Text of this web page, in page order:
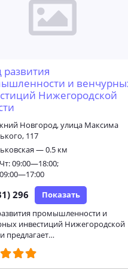
и
Нижегородской
Новгород, улица Максима
117
— 0.5 км
09:00—18:00;
296 Показать
промышленности и
инвестиций Нижегородской
предлагает…